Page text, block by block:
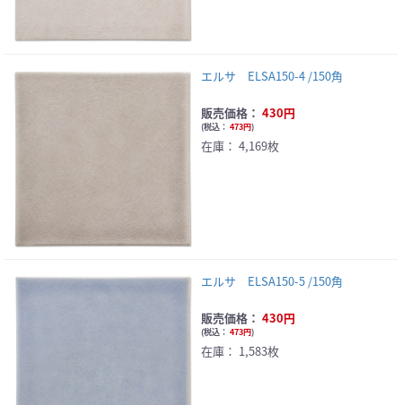
エルサ ELSA150-4 /150角
販売価格： 430円
(税込： 473円)
在庫： 4,169枚
エルサ ELSA150-5 /150角
販売価格： 430円
(税込： 473円)
在庫： 1,583枚